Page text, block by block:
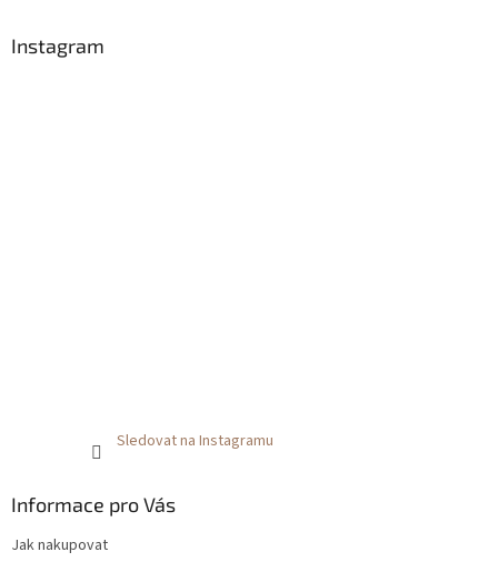
Instagram
Sledovat na Instagramu
Informace pro Vás
Jak nakupovat